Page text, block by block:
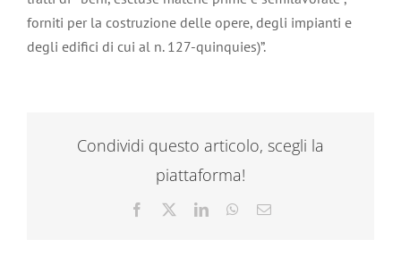
forniti per la costruzione delle opere, degli impianti e
degli edifici di cui al n. 127-quinquies)”.
Condividi questo articolo, scegli la
piattaforma!
Facebook LinkedInWhatsApp
Email